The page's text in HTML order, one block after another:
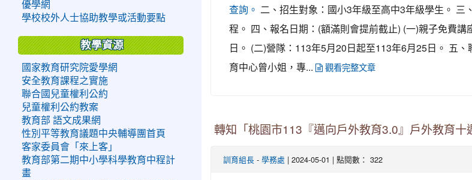
查詢。
二、招生對象：國小3年級至高中3年級學生。 三
程。 四、報名日期：(額滿則會提前截止) (一)親子免費講
日。 (二)營隊：113年5月20日起至113年6月25日。 五
育中心曾小姐，專...
觀看完整文章
轉知「桃園市113『邁向戶外教育3.0』戶外教育十
訓育組長 - 學務處 | 2024-05-01 | 點閱數： 322
優學網
學校校外人士協助教學或活動要點
教學資源
國家教育研究院愛學網
安全教育課程之實施
聯合國兒童權利公約
兒童權利公約教案
教育部 語文成果網
性別平等教育議題中央輔導團首頁
客家委員會「來上客」
教育部第二期中小學科學教育中程計
畫